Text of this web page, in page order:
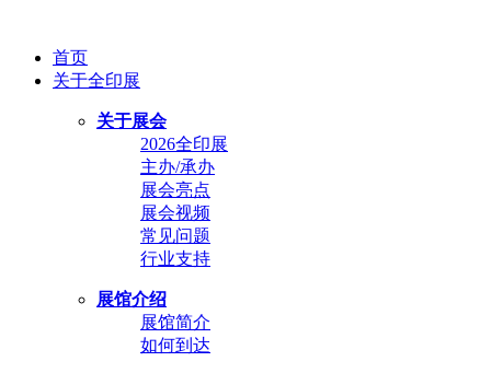
首页
关于全印展
关于展会
2026全印展
主办/承办
展会亮点
展会视频
常见问题
行业支持
展馆介绍
展馆简介
如何到达